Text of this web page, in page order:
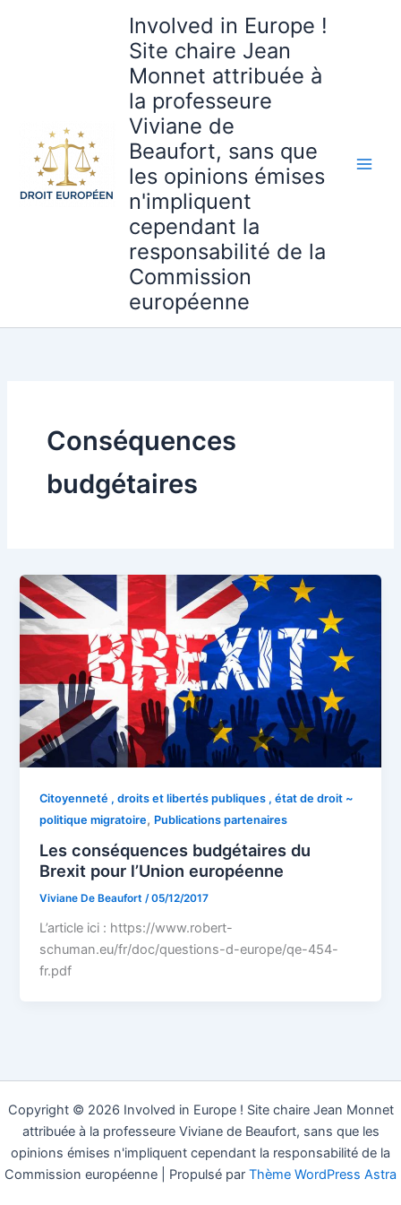
Involved in Europe !
Site chaire Jean
Monnet attribuée à
la professeure
Viviane de
Beaufort, sans que
les opinions émises
n'impliquent
cependant la
responsabilité de la
Commission
européenne
Conséquences
budgétaires
Citoyenneté , droits et libertés publiques , état de droit ~
politique migratoire, Publications partenaires
Les conséquences budgétaires du
Brexit pour l’Union européenne
Viviane De Beaufort/05/12/2017
L’article ici : https://www.robert-
schuman.eu/fr/doc/questions-d-europe/qe-454-
fr.pdf
Copyright © 2026 Involved in Europe ! Site chaire Jean Monnet
attribuée à la professeure Viviane de Beaufort, sans que les
opinions émises n'impliquent cependant la responsabilité de la
Commission européenne | Propulsé par Thème WordPress Astra